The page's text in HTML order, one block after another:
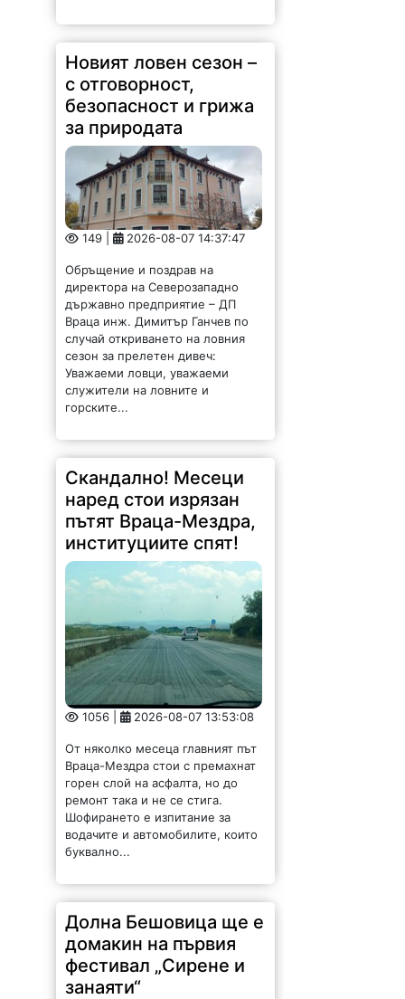
Новият ловен сезон –
с отговорност,
безопасност и грижа
за природата
149 | 2026-08-07 14:37:47
Обръщение и поздрав на
директора на Северозападно
държавно предприятие – ДП
Враца инж. Димитър Ганчев по
случай откриването на ловния
сезон за прелетен дивеч:
Уважаеми ловци, уважаеми
служители на ловните и
горските...
Скандално! Месеци
наред стои изрязан
пътят Враца-Мездра,
институциите спят!
1056 | 2026-08-07 13:53:08
От няколко месеца главният път
Враца-Мездра стои с премахнат
горен слой на асфалта, но до
ремонт така и не се стига.
Шофирането е изпитание за
водачите и автомобилите, които
буквално...
Долна Бешовица ще е
домакин на първия
фестивал „Сирене и
занаяти“